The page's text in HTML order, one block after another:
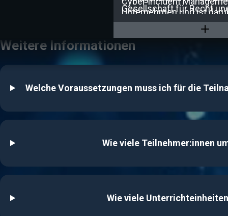
Unternehmen und ist
auch zertifiziert
Gesellschaft für Recht
International
Channel Partners
Weitere Informationen
Welche Voraussetzungen muss ich für die
Wie viele Teilnehmer:innen
Wie viele